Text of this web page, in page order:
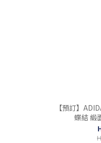
【預訂】
蝶結 緞